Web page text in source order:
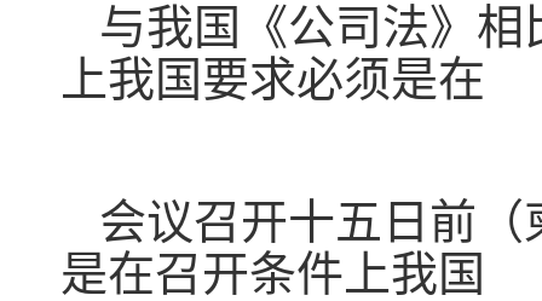
与我国《公司法》
上我国要求必须是在
会议召开十五日前
是在召开条件上我国